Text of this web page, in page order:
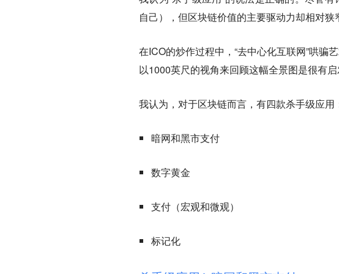
自己），但区块链价值的主要驱动力却相对狭
在ICO的炒作过程中，“去中心化互联网”哄骗
以1000英尺的视角来回顾这幅全景图是很有启
我认为，对于区块链而言，有四款杀手级应用
暗网和黑市支付
数字黄金
支付（宏观和微观）
标记化